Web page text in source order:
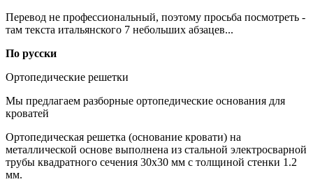
Перевод не профессиональный, поэтому просьба посмотреть -
там текста итальянского 7 небольших абзацев...
По русски
Ортопедические решетки
Мы предлагаем разборные ортопедические основания для
кроватей
Ортопедическая решетка (основание кровати) на
металлической основе выполнена из стальной электросварной
трубы квадратного сечения 30х30 мм с толщиной стенки 1.2
мм.